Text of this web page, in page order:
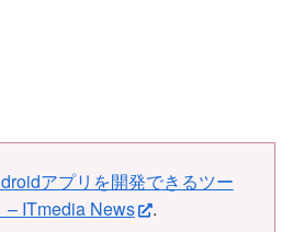
アプリを開発できるツー
– ITmedia News
.